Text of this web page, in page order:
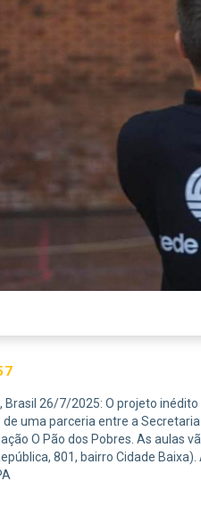
Brasil 26/7/2025: O projeto
uma parceria entre a
O Pão dos Pobres. As aulas
801, bairro Cidade